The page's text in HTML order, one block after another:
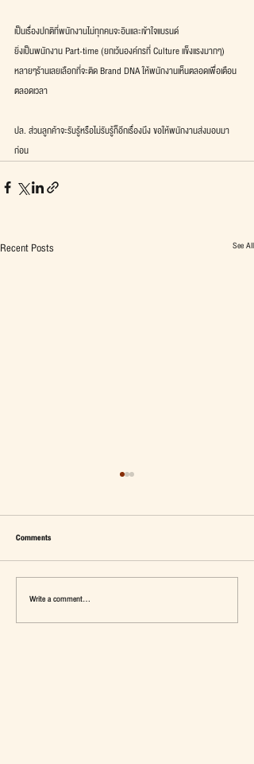
เป็นเรื่องปกติที่พนักงานไม่ทุกคนจะอินและเข้าใจแบรนด์
ยิ่งเป็นพนักงาน Part-time (ยกเว้นองค์กรที่ Culture แข็งแรงมากๆ)
หลายๆร้านเลยเลือกที่จะติด Brand DNA ให้พนักงานเห็นตลอดเพื่อเตือน
ตลอดเวลา
ปล. ส่วนลูกค้าจะรับรู้หรือไม่รับรู้ก็อีกเรื่องนึง ขอให้พนักงานส่งมอบมา
ก่อน
Recent Posts See All
เมื่อ Self-concept ถูกเติมเต็ม Fashion อาจ
จะไม่ใช่คำตอบ
Comments
Write a comment...